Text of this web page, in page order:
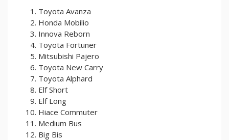
Toyota Avanza
Honda Mobilio
Innova Reborn
Toyota Fortuner
Mitsubishi Pajero
Toyota New Carry
Toyota Alphard
Elf Short
Elf Long
Hiace Commuter
Medium Bus
Big Bis